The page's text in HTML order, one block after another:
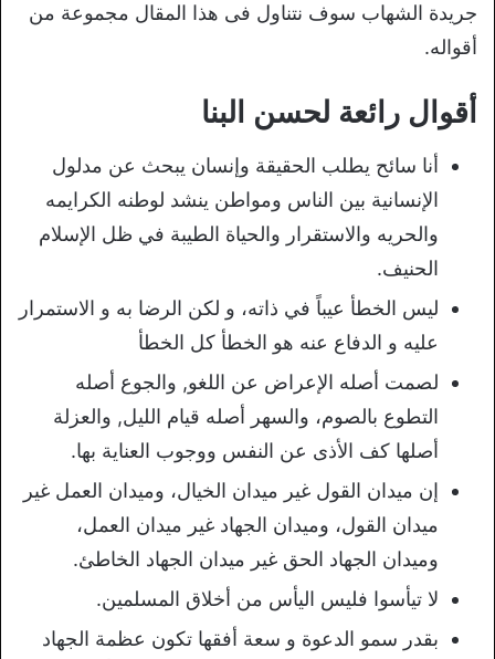
جريدة الشهاب سوف نتناول فى هذا المقال مجموعة من
أقواله.
أقوال رائعة لحسن البنا
أنا سائح يطلب الحقيقة وإنسان يبحث عن مدلول
الإنسانية بين الناس ومواطن ينشد لوطنه الكرايمه
والحريه والاستقرار والحياة الطيبة في ظل الإسلام
الحنيف.
ليس الخطأ عيباً في ذاته، و لكن الرضا به و الاستمرار
عليه و الدفاع عنه هو الخطأ كل الخطأ
لصمت أصله الإعراض عن اللغو, والجوع أصله
التطوع بالصوم، والسهر أصله قيام الليل, والعزلة
أصلها كف الأذى عن النفس ووجوب العناية بها.
إن ميدان القول غير ميدان الخيال، وميدان العمل غير
ميدان القول، وميدان الجهاد غير ميدان العمل،
وميدان الجهاد الحق غير ميدان الجهاد الخاطئ.
لا تيأسوا فليس اليأس من أخلاق المسلمين.
بقدر سمو الدعوة و سعة أفقها تكون عظمة الجهاد